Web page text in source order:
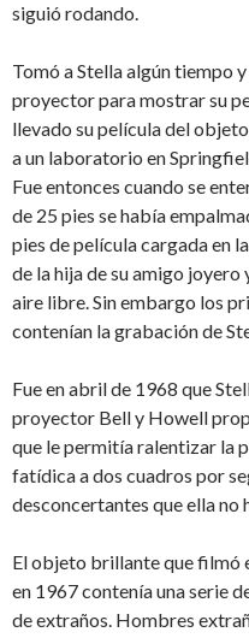
siguió rodando.
Tomó a Stella algún tiempo
proyector para mostrar su
llevado su película del
a un laboratorio en
Fue entonces cuando se
de 25 pies se había
pies de película cargada en
de la hija de su amigo joyero
aire libre. Sin embargo los
contenían la grabación de
Fue en abril de 1968 que
proyector Bell y Howell
que le permitía ralentizar la
fatídica a dos cuadros por
desconcertantes que ella no
El objeto brillante que filmó
en 1967 contenía una serie
de extraños. Hombres